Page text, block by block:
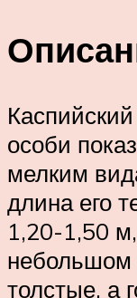
особи
мелким
длина его
1,20-1,50
небольшом
толстые, а